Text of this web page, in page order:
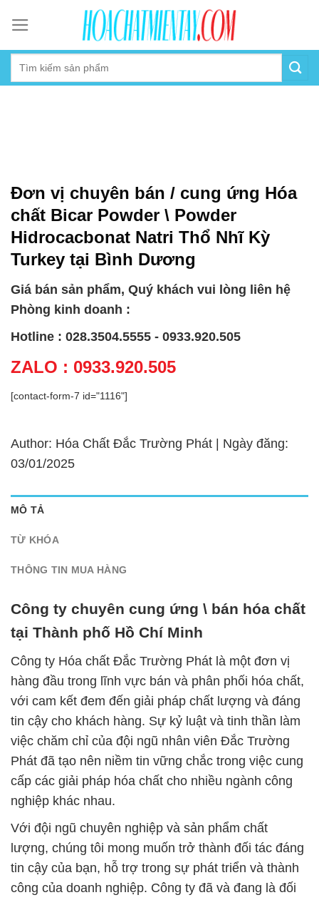
content
Đơn vị chuyên bán / cung ứng Hóa
chất Bicar Powder \ Powder
Hidrocacbonat Natri Thổ Nhĩ Kỳ
Turkey tại Bình Dương
Giá bán sản phẩm, Quý khách vui lòng liên hệ
Phòng kinh doanh :
Hotline : 028.3504.5555 - 0933.920.505
ZALO : 0933.920.505
[contact-form-7 id="1116"]
Author: Hóa Chất Đắc Trường Phát | Ngày đăng:
03/01/2025
MÔ TẢ
TỪ KHÓA
THÔNG TIN MUA HÀNG
Công ty chuyên cung ứng \ bán hóa chất
tại Thành phố Hồ Chí Minh
Công ty Hóa chất Đắc Trường Phát là một đơn vị
hàng đầu trong lĩnh vực bán và phân phối hóa chất,
với cam kết đem đến giải pháp chất lượng và đáng
tin cậy cho khách hàng. Sự kỷ luật và tinh thần làm
việc chăm chỉ của đội ngũ nhân viên Đắc Trường
Phát đã tạo nên niềm tin vững chắc trong việc cung
cấp các giải pháp hóa chất cho nhiều ngành công
nghiệp khác nhau.
Với đội ngũ chuyên nghiệp và sản phẩm chất
lượng, chúng tôi mong muốn trở thành đối tác đáng
tin cậy của bạn, hỗ trợ trong sự phát triển và thành
công của doanh nghiệp. Công ty đã và đang là đối